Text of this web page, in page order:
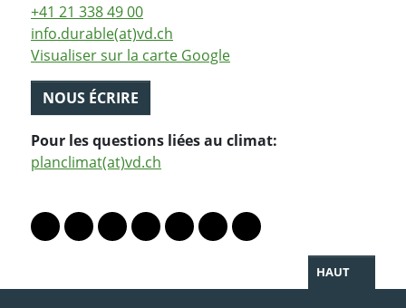
+41 21 338 49 00
info.durable(at)vd.ch
Visualiser sur la carte Google
NOUS ÉCRIRE
Pour les questions liées au climat:
planclimat(at)vd.ch
Lien vers le profil Mastodon
Lien vers le profil Bluesky
Lien vers le profil Instagram
Lien vers le profil Linkedin
Lien vers le profil Facebook
Lien vers le profil Twitter
Partager par WhatsApp
HAUT